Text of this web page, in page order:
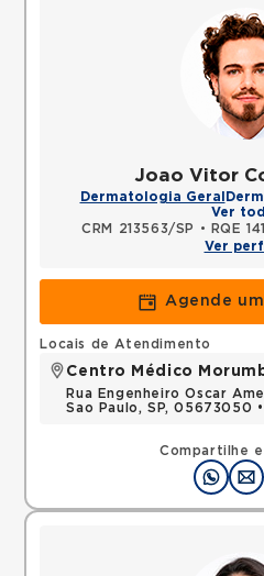
Joao Vitor
Dermatologia Geral
Ver
CRM 213563/SP
•
RQE
Ver
Agende
Compartilhe
Locais de Atendimento
Centro Médico
Rua Engenheiro Oscar
Sao Paulo, SP, 05673050 •